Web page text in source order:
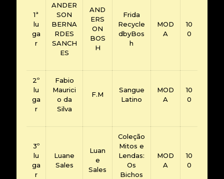
1ª
lu
ga
r
ANDER
SON
BERNA
RDES
SANCH
ES
AND
ERS
ON
BOS
H
Frida
Recycle
dbyBos
h
MOD
A
10
0
2º
lu
ga
r
Fabio
Maurici
o da
Silva
F.M
Sangue
Latino
MOD
A
10
0
3º
lu
ga
r
Luane
Sales
Luan
e
Sales
Coleção
Mitos e
Lendas:
Os
Bichos
MOD
A
10
0